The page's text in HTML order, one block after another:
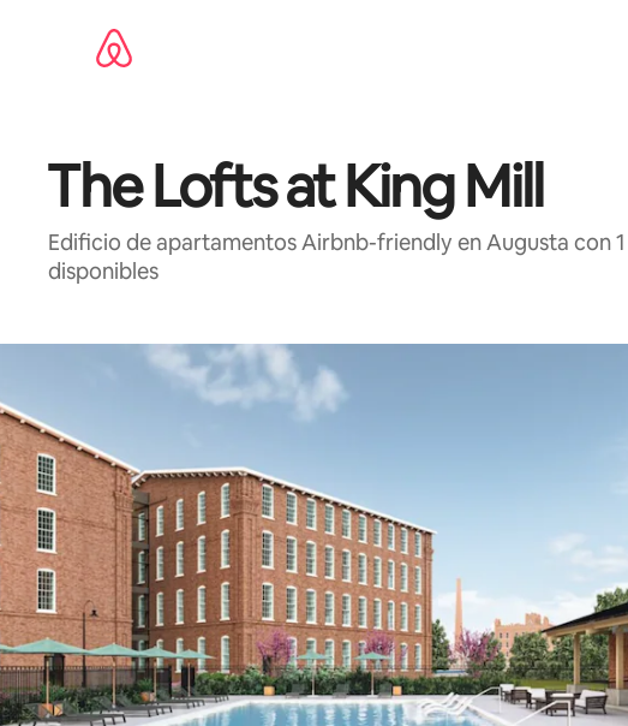
The Lofts at King Mill
Edificio de apartamentos Airbnb-friendly en Augusta con
disponibles